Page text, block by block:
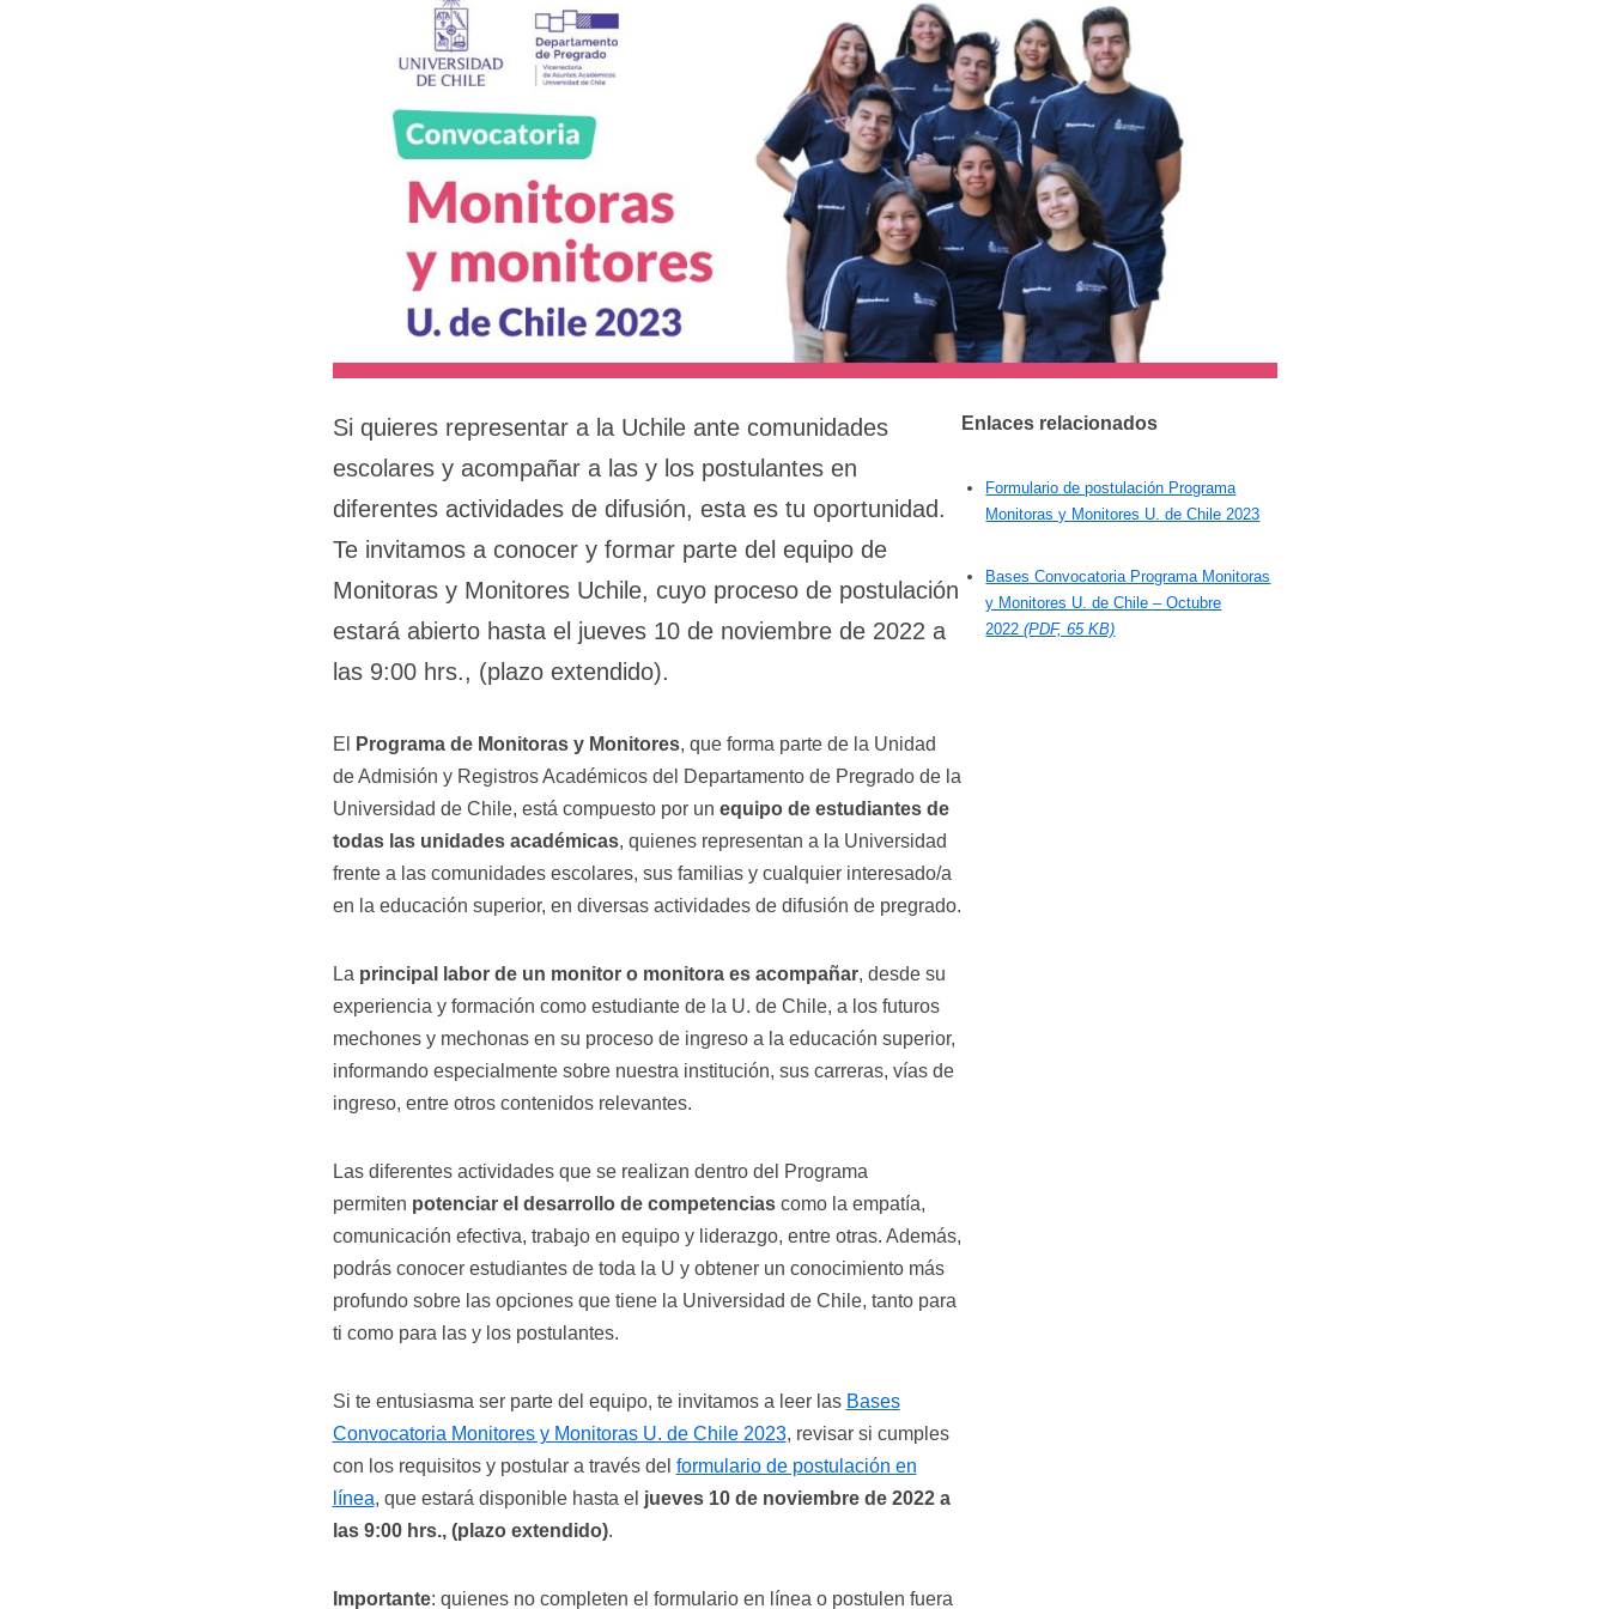
Si quieres representar a la Uchile ante comunidades
escolares y acompañar a las y los postulantes en
diferentes actividades de difusión, esta es tu oportunidad.
Te invitamos a conocer y formar parte del equipo de
Monitoras y Monitores Uchile, cuyo proceso de postulación
estará abierto hasta el jueves 10 de noviembre de 2022 a
las 9:00 hrs., (plazo extendido).
El Programa de Monitoras y Monitores, que forma parte de la Unidad
de Admisión y Registros Académicos del Departamento de Pregrado de la
Universidad de Chile, está compuesto por un equipo de estudiantes de
todas las unidades académicas, quienes representan a la Universidad
frente a las comunidades escolares, sus familias y cualquier interesado/a
en la educación superior, en diversas actividades de difusión de pregrado.
La principal labor de un monitor o monitora es acompañar, desde su
experiencia y formación como estudiante de la U. de Chile, a los futuros
mechones y mechonas en su proceso de ingreso a la educación superior,
informando especialmente sobre nuestra institución, sus carreras, vías de
ingreso, entre otros contenidos relevantes.
Las diferentes actividades que se realizan dentro del Programa
permiten potenciar el desarrollo de competenciascomo la empatía,
comunicación efectiva, trabajo en equipo y liderazgo, entre otras. Además,
podrás conocer estudiantes de toda la U y obtener un conocimiento más
profundo sobre las opciones que tiene la Universidad de Chile, tanto para
ti como para las y los postulantes.
Si te entusiasma ser parte del equipo, te invitamos a leer las Bases
Convocatoria Monitores y Monitoras U. de Chile 2023, revisar si cumples
con los requisitos y postular a través del formulario de postulación en
línea, que estará disponible hasta el jueves 10 de noviembre de 2022 a
las 9:00 hrs., (plazo extendido).
Importante: quienes no completen el formulario en línea o postulen fuera
Enlaces relacionados
Formulario de postulación Programa
Monitoras y Monitores U. de Chile 2023
Bases Convocatoria Programa Monitoras
y Monitores U. de Chile – Octubre
2022(PDF, 65 KB)